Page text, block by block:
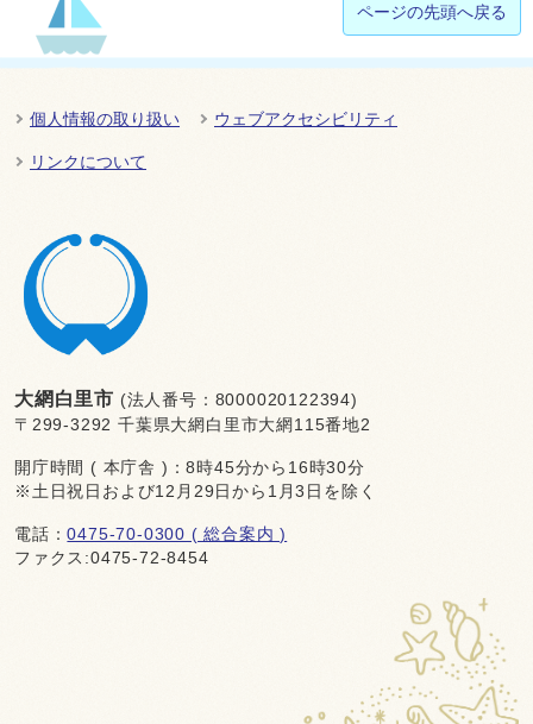
ページの先頭へ戻る
個人情報の取り扱い ウェブアクセシビリティ
リンクについて
大網白里市 (法人番号：8000020122394)
〒299-3292 千葉県大網白里市大網115番地2
開庁時間 ( 本庁舎 )：8時45分から16時30分
※土日祝日および12月29日から1月3日を除く
電話：0475-70-0300 ( 総合案内 )
ファクス:0475-72-8454